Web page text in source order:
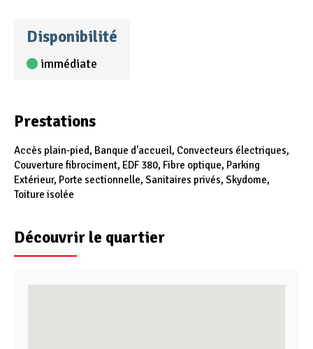
Disponibilité
immédiate
Prestations
Accès plain-pied, Banque d'accueil, Convecteurs électriques,
Couverture fibrociment, EDF 380, Fibre optique, Parking
Extérieur, Porte sectionnelle, Sanitaires privés, Skydome,
Toiture isolée
Découvrir le quartier